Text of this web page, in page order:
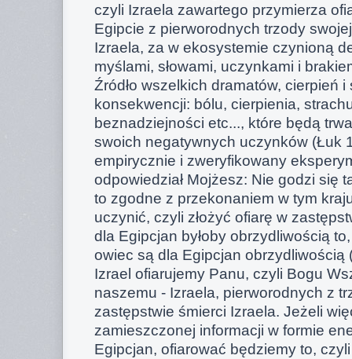
czyli Izraela zawartego przymierza
Egipcie z pierworodnych trzody
Izraela, za w ekosystemie czynioną
myślami, słowami, uczynkami i
Źródło wszelkich dramatów, cierpień
konsekwencji: bólu, cierpienia,
beznadziejności etc..., które będą
swoich negatywnych uczynków (Łuk
empirycznie i zweryfikowany
odpowiedział Mojżesz: Nie godzi się
to zgodne z przekonaniem w tym
uczynić, czyli złożyć ofiarę w
dla Egipcjan byłoby obrzydliwością
owiec są dla Egipcjan obrzydliwością
Izrael ofiarujemy Panu, czyli Bogu
naszemu - Izraela, pierworodnych z
zastępstwie śmierci Izraela. Jeżeli
zamieszczonej informacji w formie
Egipcjan, ofiarować będziemy to,